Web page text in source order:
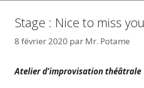
Stage : Nice to miss you
8 février 2020 par Mr. Potame
Atelier d’improvisation théâtrale